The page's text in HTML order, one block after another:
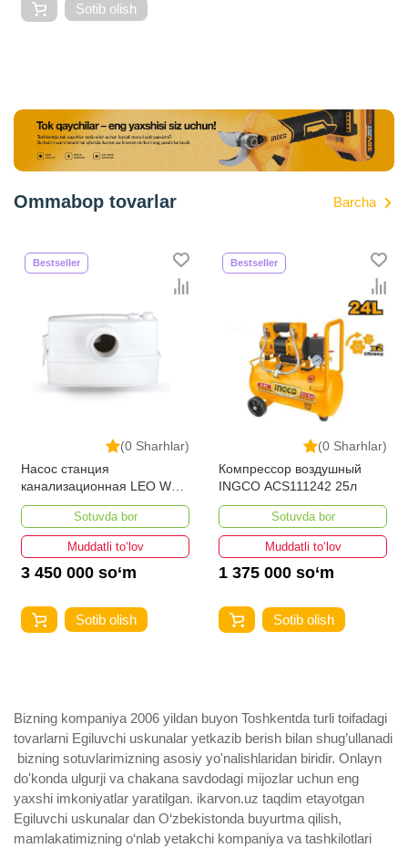
Sotib olish
Ommabop tovarlar Barcha
(0 Sharhlar)
Bestseller
Насос станция
канализационная LEO WC-
600
Sotuvda bor
Muddatli to‘lov
3 450 000 so‘m
Sotib olish
(0 Sharhlar)
Bestseller
Компрессор воздушный
INGCO ACS111242 25л
Sotuvda bor
Muddatli to‘lov
1 375 000 so‘m
Sotib olish
Bizning kompaniya 2006 yildan buyon Toshkentda turli toifadagi
tovarlarni Egiluvchi uskunalar yetkazib berish bilan shug’ullanadi
­ bizning sotuvlarimizning asosiy yo'nalishlaridan biridir. Onlayn
do'konda ulgurji va chakana savdodagi mijozlar uchun eng
yaxshi imkoniyatlar yaratilgan. ikarvon.uz taqdim etayotgan
Egiluvchi uskunalar dan O‘zbekistonda buyurtma qilish,
mamlakatimizning o‘nlab yetakchi kompaniya va tashkilotlari